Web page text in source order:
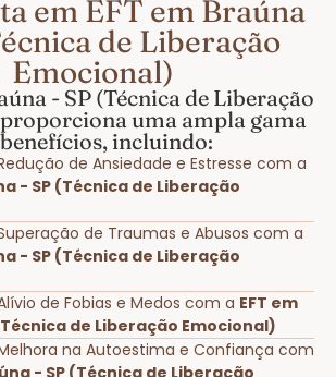
em EFT em Braúna
de Liberação
Emocional)
- SP (Técnica de Liberação
uma ampla gama
incluindo:
de Ansiedade e Estresse com a
- SP (Técnica de Liberação
de Traumas e Abusos com a
- SP (Técnica de Liberação
de Fobias e Medos com a EFT em
de Liberação Emocional)
na Autoestima e Confiança com
- SP (Técnica de Liberação